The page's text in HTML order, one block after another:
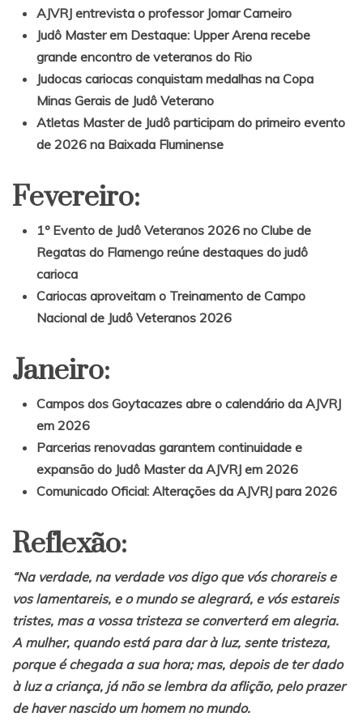
AJVRJ entrevista o professor Jomar Carneiro
Judô Master em Destaque: Upper Arena recebe
grande encontro de veteranos do Rio
Judocas cariocas conquistam medalhas na Copa
Minas Gerais de Judô Veterano
Atletas Master de Judô participam do primeiro evento
de 2026 na Baixada Fluminense
Fevereiro:
1º Evento de Judô Veteranos 2026 no Clube de
Regatas do Flamengo reúne destaques do judô
carioca
Cariocas aproveitam o Treinamento de Campo
Nacional de Judô Veteranos 2026
Janeiro:
Campos dos Goytacazes abre o calendário da AJVRJ
em 2026
Parcerias renovadas garantem continuidade e
expansão do Judô Master da AJVRJ em 2026
Comunicado Oficial: Alterações da AJVRJ para 2026
Reflexão:
“Na verdade, na verdade vos digo que vós chorareis e
vos lamentareis, e o mundo se alegrará, e vós estareis
tristes, mas a vossa tristeza se converterá em alegria.
A mulher, quando está para dar à luz, sente tristeza,
porque é chegada a sua hora; mas, depois de ter dado
à luz a criança, já não se lembra da aflição, pelo prazer
de haver nascido um homem no mundo.